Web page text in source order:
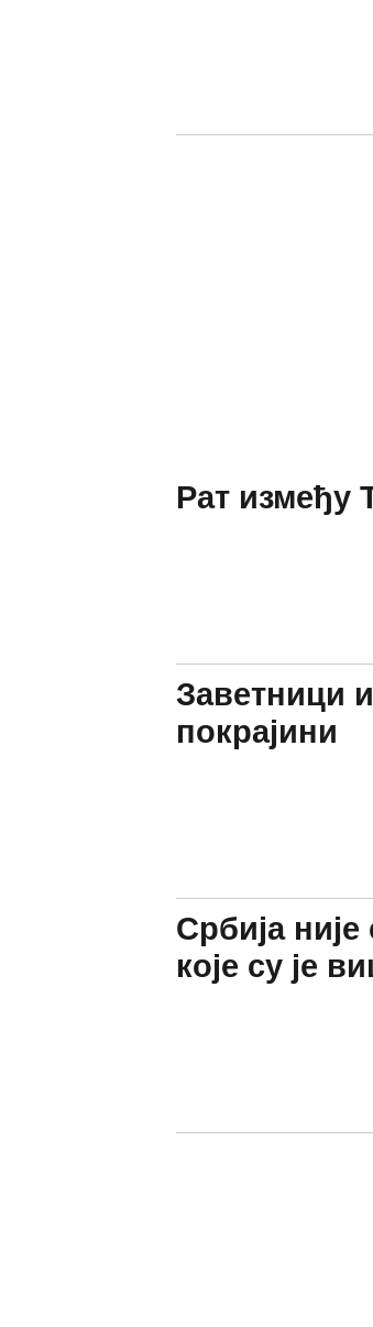
Рат између
Заветници
покрајини
Србија
које су је